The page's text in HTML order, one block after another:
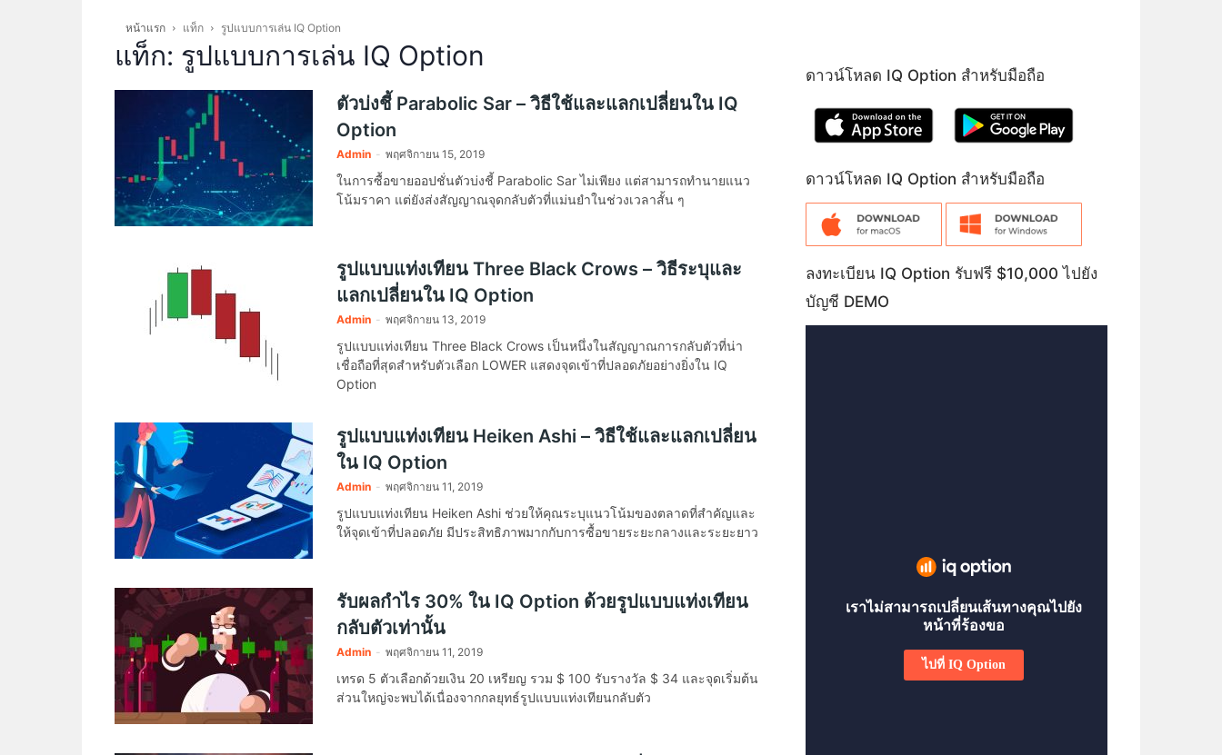
หน้าแรก แท็ก รูปแบบการเล่น IQ Option
แท็ก: รูปแบบการเล่น IQ Option
ตัวบ่งชี้ Parabolic Sar – วิธีใช้และแลกเปลี่ยนใน IQ
Option
Admin - พฤศจิกายน 15, 2019
ในการซื้อขายออปชั่นตัวบ่งชี้ Parabolic Sar ไม่เพียง แต่สามารถทำนายแนว
โน้มราคา แต่ยังส่งสัญญาณจุดกลับตัวที่แม่นยำในช่วงเวลาสั้น ๆ
รูปแบบแท่งเทียน Three Black Crows – วิธีระบุและ
แลกเปลี่ยนใน IQ Option
Admin - พฤศจิกายน 13, 2019
รูปแบบแท่งเทียน Three Black Crows เป็นหนึ่งในสัญญาณการกลับตัวที่น่า
เชื่อถือที่สุดสำหรับตัวเลือก LOWER แสดงจุดเข้าที่ปลอดภัยอย่างยิ่งใน IQ
Option
รูปแบบแท่งเทียน Heiken Ashi – วิธีใช้และแลกเปลี่ยน
ใน IQ Option
Admin - พฤศจิกายน 11, 2019
รูปแบบแท่งเทียน Heiken Ashi ช่วยให้คุณระบุแนวโน้มของตลาดที่สำคัญและ
ให้จุดเข้าที่ปลอดภัย มีประสิทธิภาพมากกับการซื้อขายระยะกลางและระยะยาว
รับผลกำไร 30% ใน IQ Option ด้วยรูปแบบแท่งเทียน
กลับตัวเท่านั้น
Admin - พฤศจิกายน 11, 2019
เทรด 5 ตัวเลือกด้วยเงิน 20 เหรียญ รวม $ 100 รับรางวัล $ 34 และจุดเริ่มต้น
ส่วนใหญ่จะพบได้เนื่องจากกลยุทธ์รูปแบบแท่งเทียนกลับตัว
ดาวน์โหลด IQ Option สำหรับมือถือ
ดาวน์โหลด IQ Option สำหรับมือถือ
ลงทะเบียน IQ Option รับฟรี $10,000 ไปยัง
บัญชี DEMO